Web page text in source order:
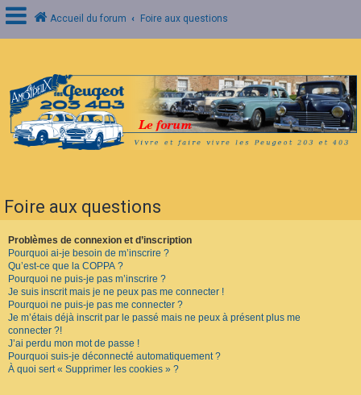
o
n
n
e
x
s
c
r
i
p
t
i
o
n
F
Accueil du forum Foire aux questions
Foire aux questions
Problèmes de connexion et d’inscription
Pourquoi ai-je besoin de m’inscrire ?
Qu’est-ce que la COPPA ?
Pourquoi ne puis-je pas m’inscrire ?
Je suis inscrit mais je ne peux pas me connecter !
Pourquoi ne puis-je pas me connecter ?
Je m’étais déjà inscrit par le passé mais ne peux à présent plus me
connecter ?!
J’ai perdu mon mot de passe !
Pourquoi suis-je déconnecté automatiquement ?
À quoi sert « Supprimer les cookies » ?